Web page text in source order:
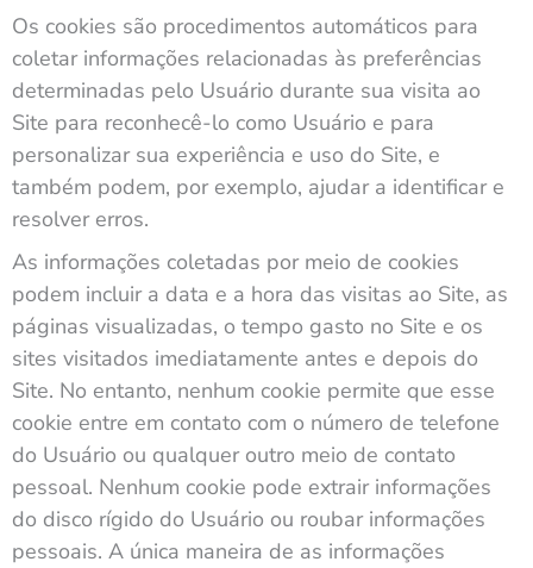
Os cookies são procedimentos automáticos para
coletar informações relacionadas às preferências
determinadas pelo Usuário durante sua visita ao
Site para reconhecê-lo como Usuário e para
personalizar sua experiência e uso do Site, e
também podem, por exemplo, ajudar a identificar e
resolver erros.
As informações coletadas por meio de cookies
podem incluir a data e a hora das visitas ao Site, as
páginas visualizadas, o tempo gasto no Site e os
sites visitados imediatamente antes e depois do
Site. No entanto, nenhum cookie permite que esse
cookie entre em contato com o número de telefone
do Usuário ou qualquer outro meio de contato
pessoal. Nenhum cookie pode extrair informações
do disco rígido do Usuário ou roubar informações
pessoais. A única maneira de as informações